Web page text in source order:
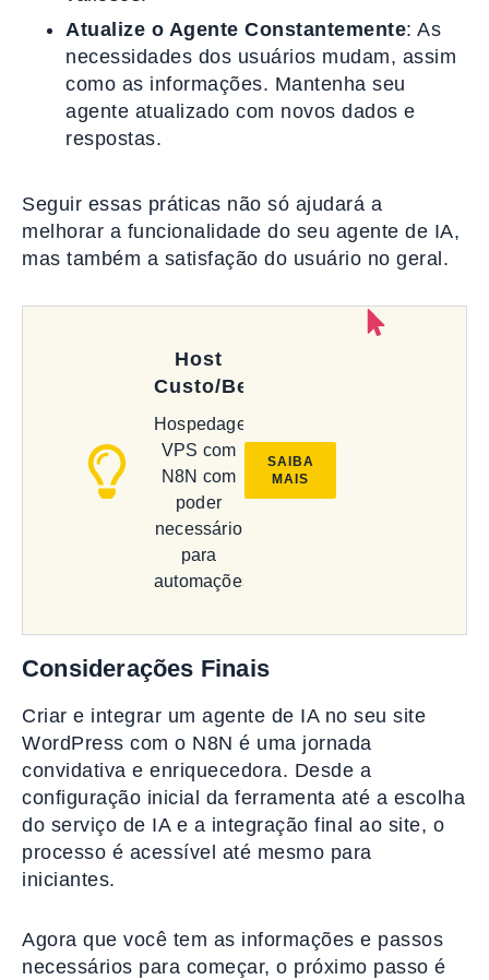
Atualize o Agente Constantemente: As
necessidades dos usuários mudam, assim
como as informações. Mantenha seu
agente atualizado com novos dados e
respostas.
Seguir essas práticas não só ajudará a
melhorar a funcionalidade do seu agente de IA,
mas também a satisfação do usuário no geral.
Host
Custo/Benefício
Hospedagem
VPS com
N8N com
poder
necessário
para
automações
SAIBA
MAIS
Considerações Finais
Criar e integrar um agente de IA no seu site
WordPress com o N8N é uma jornada
convidativa e enriquecedora. Desde a
configuração inicial da ferramenta até a escolha
do serviço de IA e a integração final ao site, o
processo é acessível até mesmo para
iniciantes.
Agora que você tem as informações e passos
necessários para começar, o próximo passo é